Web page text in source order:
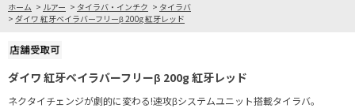
ホーム > ルアー > タイラバ・インチク > タイラバ
> ダイワ 紅牙ベイラバーフリーβ 200g 紅牙レッド
ダイワ 紅牙ベイラバーフリーβ 200g 紅牙レッド
ネクタイチェンジが劇的に変わる!速攻βシステムユニット搭載タイラバ。